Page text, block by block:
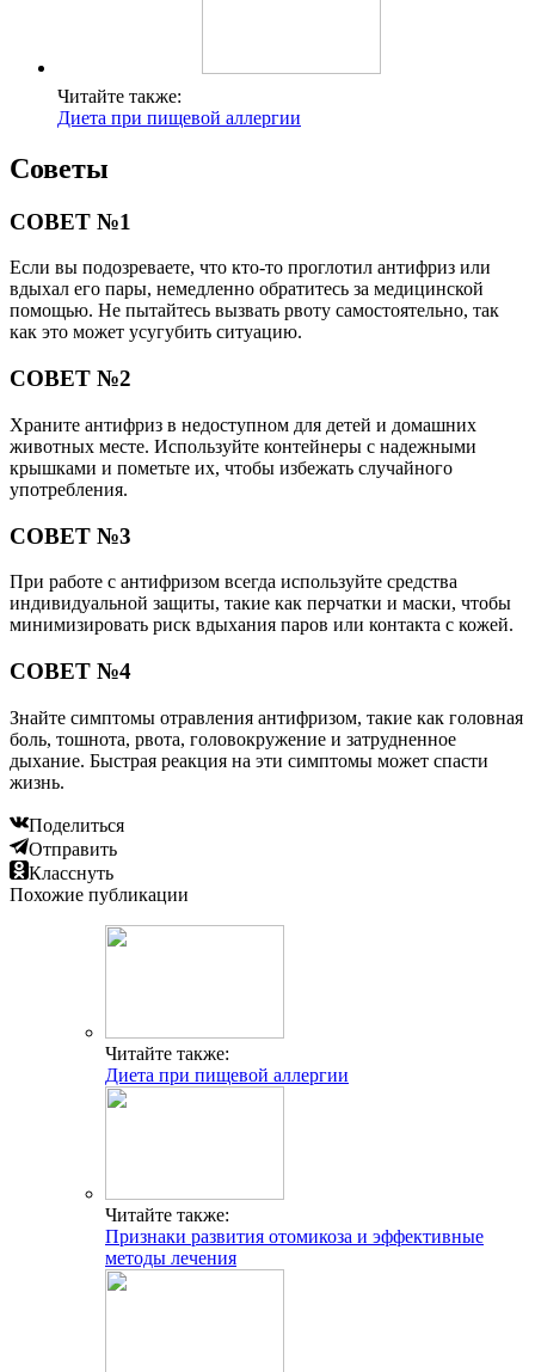
Читайте также:
Диета при пищевой аллергии
Советы
СОВЕТ №1
Если вы подозреваете, что кто-то проглотил антифриз или
вдыхал его пары, немедленно обратитесь за медицинской
помощью. Не пытайтесь вызвать рвоту самостоятельно, так
как это может усугубить ситуацию.
СОВЕТ №2
Храните антифриз в недоступном для детей и домашних
животных месте. Используйте контейнеры с надежными
крышками и пометьте их, чтобы избежать случайного
употребления.
СОВЕТ №3
При работе с антифризом всегда используйте средства
индивидуальной защиты, такие как перчатки и маски, чтобы
минимизировать риск вдыхания паров или контакта с кожей.
СОВЕТ №4
Знайте симптомы отравления антифризом, такие как головная
боль, тошнота, рвота, головокружение и затрудненное
дыхание. Быстрая реакция на эти симптомы может спасти
жизнь.
Поделиться
Отправить
Класснуть
Похожие публикации
Читайте также:
Диета при пищевой аллергии
Читайте также:
Признаки развития отомикоза и эффективные
методы лечения